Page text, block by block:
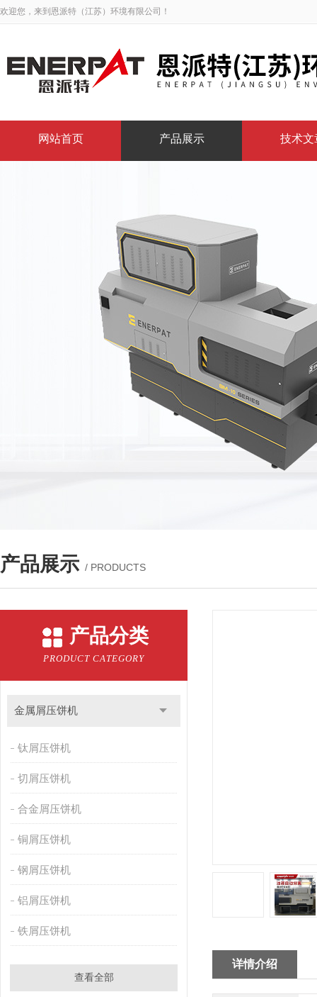
欢迎您，来到恩派特（江苏）环境有限公司！
网站首页 产品展示 技术文
产品展示 / PRODUCTS
产品分类
PRODUCT CATEGORY
金属屑压饼机
钛屑压饼机
切屑压饼机
合金屑压饼机
铜屑压饼机
钢屑压饼机
铝屑压饼机
铁屑压饼机
查看全部
详情介绍